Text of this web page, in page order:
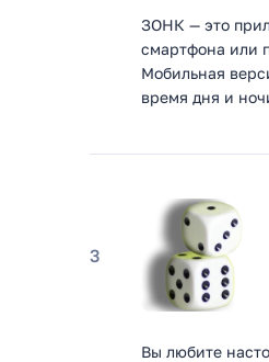
ЗОНК — это
смартфона или
Мобильная
время дня и
3
Вы любите